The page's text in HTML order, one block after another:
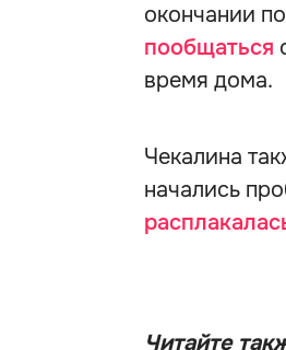
окончании
пообщаться
время дома.
Чекалина
начались
Читайте